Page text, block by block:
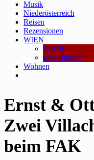
Musik
Niederösterreich
Reisen
Rezensionen
WIEN
WIEN
wienBücher
Wohnen
Ernst &
Zwei
beim FAK